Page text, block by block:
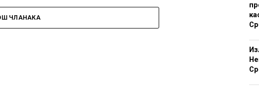
ЧЛАНАКА